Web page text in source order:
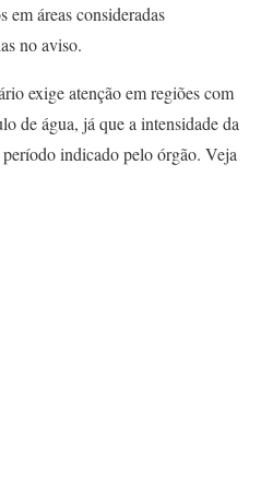
em áreas consideradas
no aviso.
exige atenção em regiões com
de água, já que a intensidade da
indicado pelo órgão. Veja